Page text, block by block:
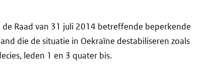
Raad van 31 juli 2014 betreffende beperkende
die de situatie in Oekraïne destabiliseren zoals
leden 1 en 3 quater bis.